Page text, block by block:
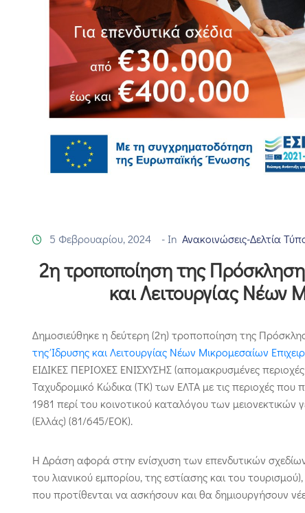
5 Φεβρουαρίου, 2024 - In Ανακοινώσεις-Δελτία
2η τροποποίηση της
και Λειτουργίας Νέων
Δημοσιεύθηκε η δεύτερη (2η) τροποποίηση της
της Ίδρυσης και Λειτουργίας Νέων Μικρομεσαίων
ΕΙΔΙΚΕΣ ΠΕΡΙΟΧΕΣ ΕΝΙΣΧΥΣΗΣ (απομακρυσμένες
Ταχυδρομικό Κώδικα (ΤΚ) των ΕΛΤΑ με τις περιοχές που
1981 περί του κοινοτικού καταλόγου των
(Ελλάς) (81/645/ΕΟΚ).
Η Δράση αφορά στην ενίσχυση των επενδυτικών
του λιανικού εμπορίου, της εστίασης και του
που προτίθενται να ασκήσουν και θα δημιουργήσουν